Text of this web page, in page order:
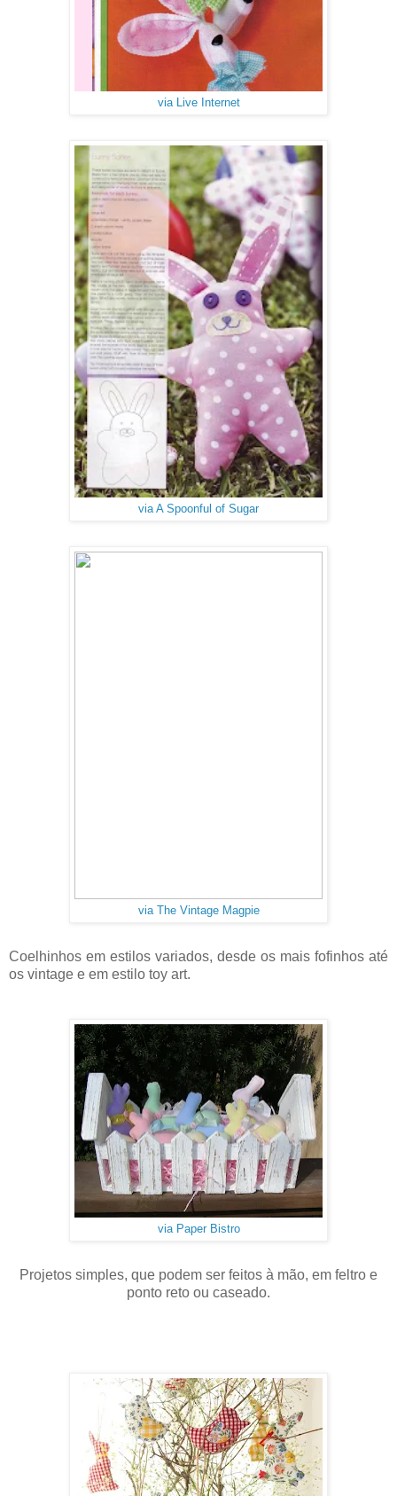
via Live Internet
via A Spoonful of Sugar
via The Vintage Magpie
Coelhinhos em estilos variados, desde os mais fofinhos até
os vintage e em estilo toy art.
via Paper Bistro
Projetos simples, que podem ser feitos à mão, em feltro e
ponto reto ou caseado.